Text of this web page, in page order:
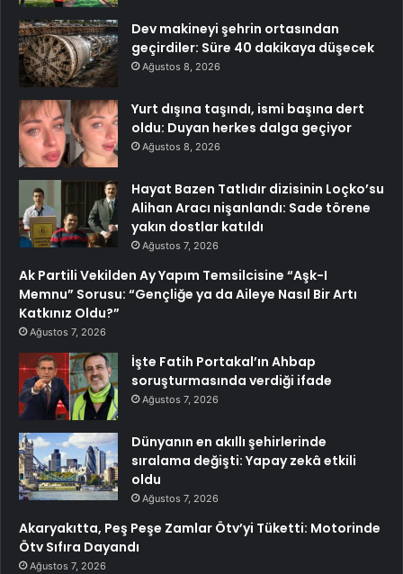
Dev makineyi şehrin ortasından
geçirdiler: Süre 40 dakikaya düşecek
Ağustos 8, 2026
Yurt dışına taşındı, ismi başına dert
oldu: Duyan herkes dalga geçiyor
Ağustos 8, 2026
Hayat Bazen Tatlıdır dizisinin Loçko’su
Alihan Aracı nişanlandı: Sade törene
yakın dostlar katıldı
Ağustos 7, 2026
Ak Partili Vekilden Ay Yapım Temsilcisine “Aşk-I
Memnu” Sorusu: “Gençliğe ya da Aileye Nasıl Bir Artı
Katkınız Oldu?”
Ağustos 7, 2026
İşte Fatih Portakal’ın Ahbap
soruşturmasında verdiği ifade
Ağustos 7, 2026
Dünyanın en akıllı şehirlerinde
sıralama değişti: Yapay zekâ etkili
oldu
Ağustos 7, 2026
Akaryakıtta, Peş Peşe Zamlar Ötv’yi Tüketti: Motorinde
Ötv Sıfıra Dayandı
Ağustos 7, 2026